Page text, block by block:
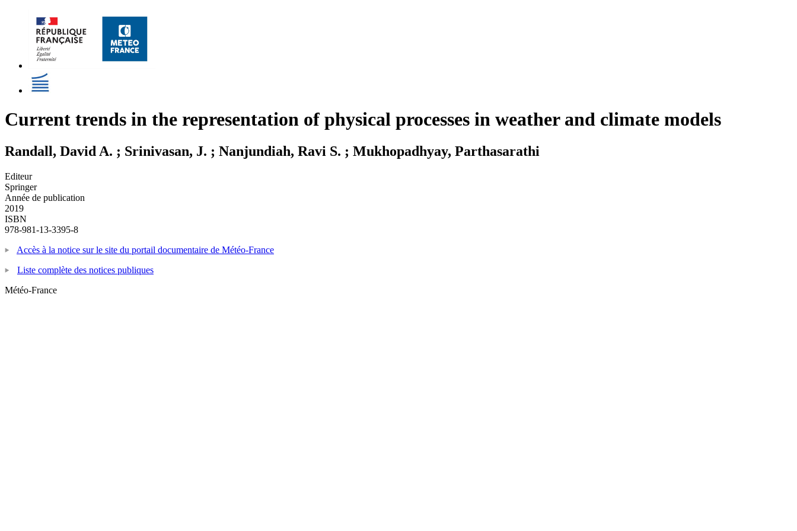
Current trends in the representation of physical processes in weather and climate models
Randall, David A. ; Srinivasan, J. ; Nanjundiah, Ravi S. ; Mukhopadhyay, Parthasarathi
Editeur
Springer
Année de publication
2019
ISBN
978-981-13-3395-8
Accès à la notice sur le site du portail documentaire de Météo-France
Liste complète des notices publiques
Météo-France